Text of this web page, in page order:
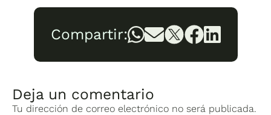
Compartir:
Deja un comentario
Tu dirección de correo electrónico no será publicada.